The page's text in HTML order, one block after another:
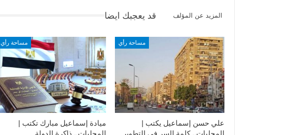
قد يعجبك ايضا المزيد عن المؤلف
مساحة رأي
ميادة إسماعيل مبارك تكتب |
المحليات.. ذاكرة الدولة
مساحة رأي
علي حسن إسماعيل يكتب |
المحليات.. كلمة السر في التطوير​